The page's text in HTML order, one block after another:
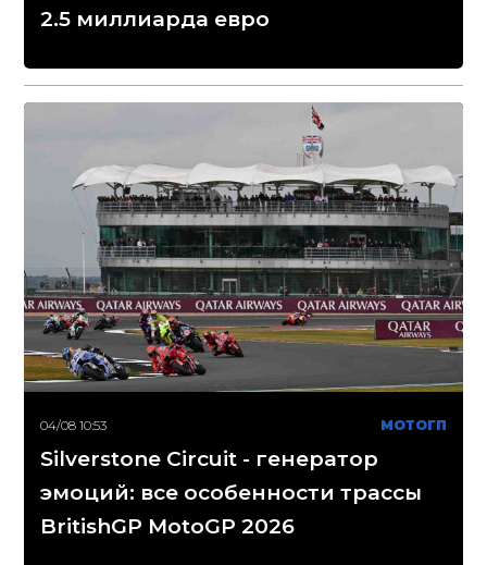
2.5 миллиарда евро
04/08 10:53 МОТОГП
Silverstone Circuit - генератор
эмоций: все особенности трассы
BritishGP MotoGP 2026